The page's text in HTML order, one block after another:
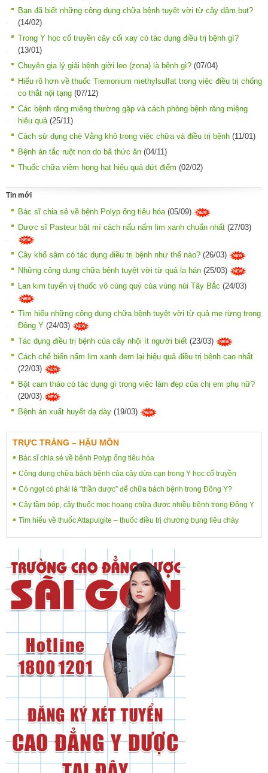
Bạn đã biết những công dụng chữa bệnh tuyệt vời từ cây dâm bụt?
(14/02)
Trong Y học cổ truyền cây cối xay có tác dụng điều trị bệnh gì?
(13/01)
Chuyên gia lý giải bệnh giời leo (zona) là bệnh gì? (07/04)
Hiểu rõ hơn về thuốc Tiemonium methylsulfat trong việc điều trị chống
co thắt nội tạng (07/12)
Các bệnh răng miệng thường gặp và cách phòng bệnh răng miệng
hiệu quả (25/11)
Cách sử dụng chè Vằng khô trong việc chữa và điều trị bệnh (11/01)
Bệnh án tắc ruột non do bã thức ăn (04/11)
Thuốc chữa viêm họng hạt hiệu quả dứt điểm (02/02)
Tin mới
Bác sĩ chia sẻ về bệnh Polyp ống tiêu hóa(05/09)
Dược sĩ Pasteur bật mí cách nấu nấm lim xanh chuẩn nhất (27/03)
Cây khổ sâm có tác dụng điều trị bệnh như thế nào? (26/03)
Những công dụng chữa bệnh tuyệt vời từ quả la hán (25/03)
Lan kim tuyến vị thuốc vô cùng quý của vùng núi Tây Bắc (24/03)
Tìm hiểu những công dụng chữa bệnh tuyệt vời từ quả me rừng trong
Đông Y (24/03)
Tác dụng điều trị bệnh của cây nhội ít người biết (23/03)
Cách chế biến nấm lim xanh đem lại hiệu quả điều trị bệnh cao nhất
(22/03)
Bột cam thảo có tác dụng gì trong việc làm đẹp của chị em phụ nữ?
(20/03)
Bệnh án xuất huyết dạ dày (19/03)
TRỰC TRÀNG – HẬU MÔN
Bác sĩ chia sẻ về bệnh Polyp ống tiêu hóa
Công dụng chữa bách bệnh của cây dừa cạn trong Y học cổ truyền
Cỏ ngọt có phải là “thần dược” để chữa bách bệnh trong Đông Y?
Cây tầm bóp, cây thuốc mọc hoang chữa được nhiều bệnh trong Đông Y
Tìm hiểu về thuốc Attapulgite – thuốc điều trị chướng bụng tiêu chảy